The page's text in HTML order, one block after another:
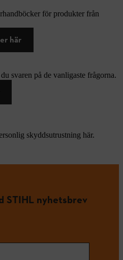
för produkter från
här
svaren på de vanligaste frågorna.
skyddsutrustning här.
STIHL nyhetsbrev